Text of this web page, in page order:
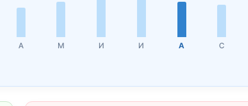
А М И И А С